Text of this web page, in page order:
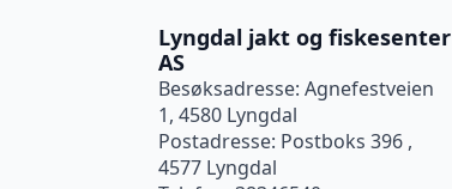
Lyngdal jakt og fiskesenter
AS
Besøksadresse: Agnefestveien
1, 4580 Lyngdal
Postadresse: Postboks 396 ,
4577 Lyngdal